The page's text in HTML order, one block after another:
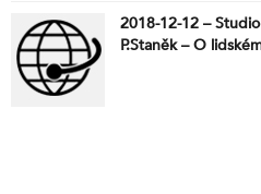
2018-12-12 –
P.Staněk – O